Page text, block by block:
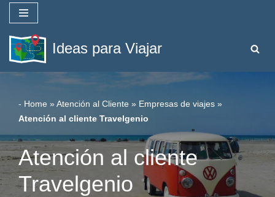
Saltar
al
contenido
Ideas para Viajar
- Home »Atención al Cliente » Empresas de viajes »
Atención al cliente Travelgenio
Atención al cliente
Travelgenio